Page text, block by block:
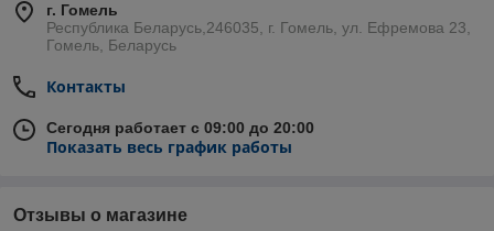
г. Гомель
Республика Беларусь,246035, г. Гомель, ул. Ефремова 23,
Гомель, Беларусь
Контакты
Сегодня работает с 09:00 до 20:00
Показать весь график работы
Отзывы о магазине